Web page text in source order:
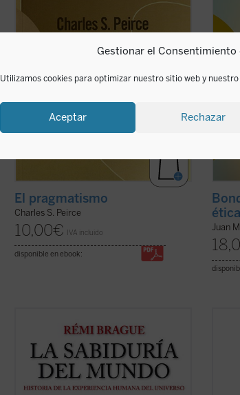
Gestionar el Consentimiento
Utilizamos cookies para optimizar nuestro sitio web y nuestro
Aceptar Rechazar
El pragmatismo
Charles S. Peirce
10,00€ IVA incluido
disponible en ebook:
ética
Juan
La sabiduría del mundo. Historia de la
, a
pesar del poco tiempo transcurrido
desde su publicación original en 1999, ha
sido traducido a 5 idiomas. Su intención
es ambiciosa: desarrollar la historia ...
El